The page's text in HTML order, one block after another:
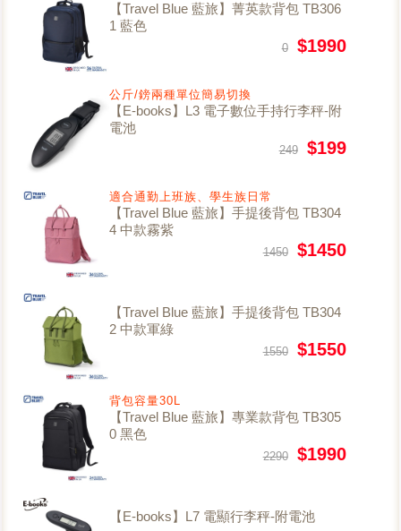
【Travel Blue 藍旅】菁英款背包 TB306
1 藍色
0 $1990
公斤/鎊兩種單位簡易切換
【E-books】L3 電子數位手持行李秤-附
電池
249 $199
適合通勤上班族、學生族日常
【Travel Blue 藍旅】手提後背包 TB304
4 中款霧紫
1450 $1450
【Travel Blue 藍旅】手提後背包 TB304
2 中款軍綠
1550 $1550
背包容量30L
【Travel Blue 藍旅】專業款背包 TB305
0 黑色
2290 $1990
【E-books】L7 電顯行李秤-附電池